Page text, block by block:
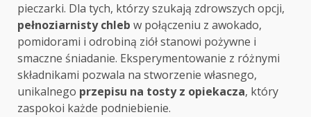
pieczarki. Dla tych, którzy szukają zdrowszych opcji,
pełnoziarnisty chleb w połączeniu z awokado,
pomidorami i odrobiną ziół stanowi pożywne i
smaczne śniadanie. Eksperymentowanie z różnymi
składnikami pozwala na stworzenie własnego,
unikalnego przepisu na tosty z opiekacza, który
zaspokoi każde podniebienie.